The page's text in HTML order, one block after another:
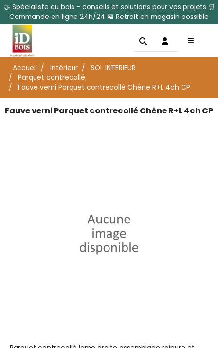
🤝 Spécialiste du bois - conseils et solutions pour vos projets 🛒
Commande en ligne 24h/24 🏪 Retrait en magasin possible
Accueil Intérieur
SOL INTERIEUR
Parquet contrecollé
Fauve verni Parquet contrecollé Chêne R+L 4ch CP
Fauve verni Parquet contrecollé Chêne R+L 4ch CP